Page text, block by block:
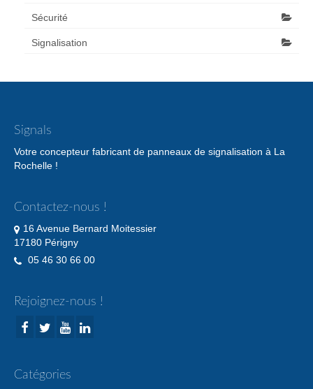
Sécurité
Signalisation
Signals
Votre concepteur fabricant de panneaux de signalisation à La
Rochelle !
Contactez-nous !
16 Avenue Bernard Moitessier
17180 Périgny
05 46 30 66 00
Rejoignez-nous !
Catégories